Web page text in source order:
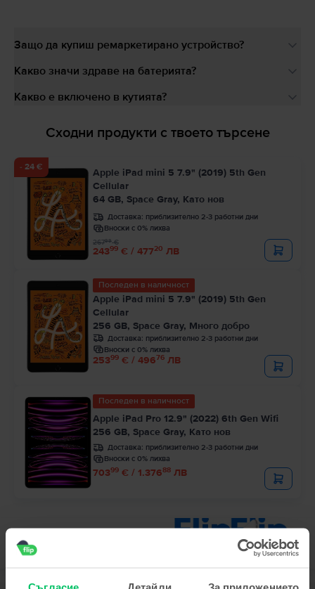
Съгласие Детайли За приложението
Защо да купиш ремаркетирано устройство?
Какво значи здраве на батерията?
Какво е включено в кутията?
Сходни продукти с твоето търсене
- 24 €
Apple iPad mini 5 7.9" (2019) 5th Gen
Cellular
64 GB, Space Gray, Като нов
Доставка: приблизително 2-3 работни дни
Вноски с 0% лихва
24399 € / 47720 ЛВ
26799€
Последен в наличност
Apple iPad mini 5 7.9" (2019) 5th Gen
Cellular
256 GB, Space Gray, Много добро
Доставка: приблизително 2-3 работни дни
Вноски с 0% лихва
25399 € / 49676 ЛВ
Последен в наличност
Apple iPad Pro 12.9" (2022) 6th Gen Wifi
256 GB, Space Gray, Като нов
Доставка: приблизително 2-3 работни дни
Вноски с 0% лихва
70399 € / 1.37688 ЛВ